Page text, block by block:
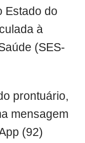
Estado do
à
(SES-
prontuário,
mensagem
(92)